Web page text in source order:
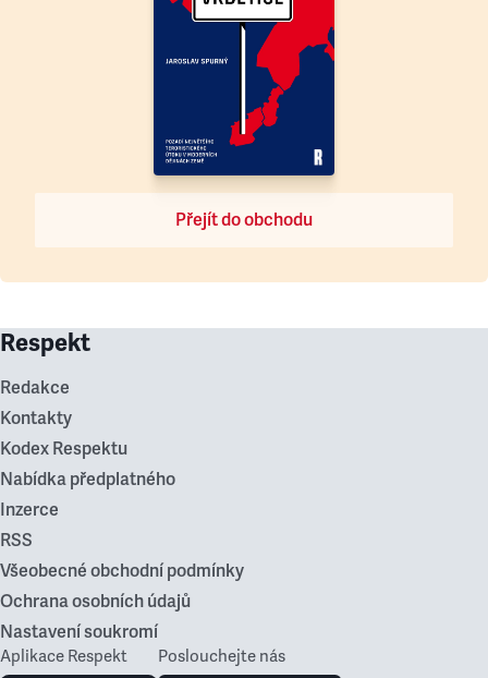
Přejít do obchodu
Respekt
Redakce
Kontakty
Kodex Respektu
Nabídka předplatného
Inzerce
RSS
Všeobecné obchodní podmínky
Ochrana osobních údajů
Nastavení soukromí
Aplikace Respekt Poslouchejte nás